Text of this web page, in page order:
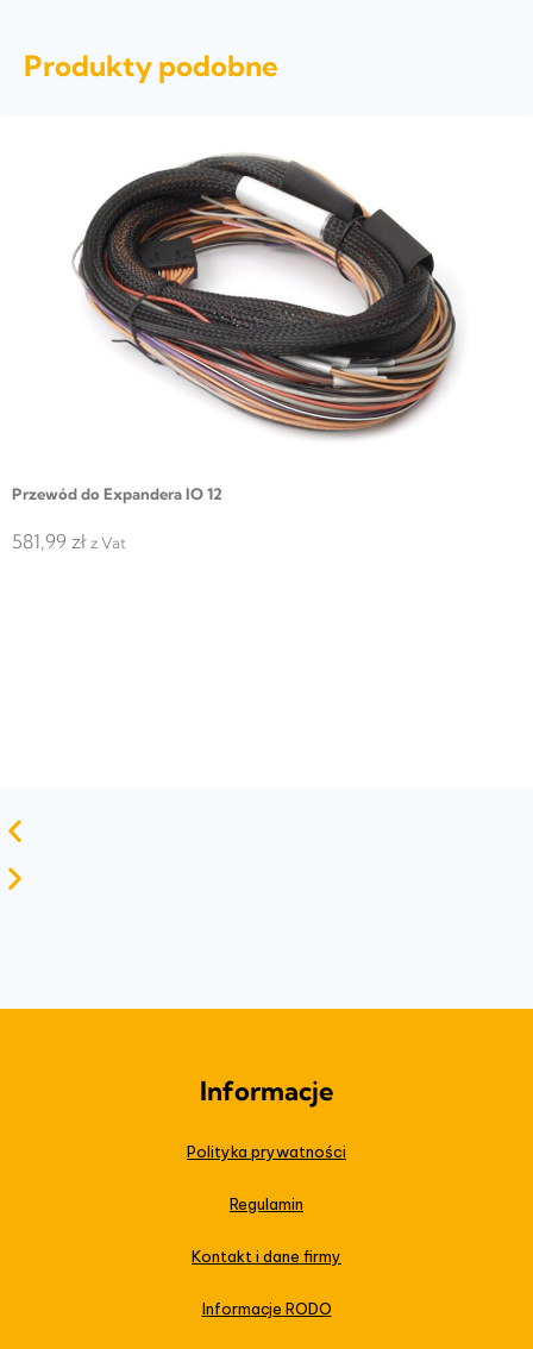
Produkty podobne
Przewód do Expandera IO 12
581,99 zł z Vat
Informacje
Polityka prywatności
Regulamin
Kontakt i dane firmy
Informacje RODO